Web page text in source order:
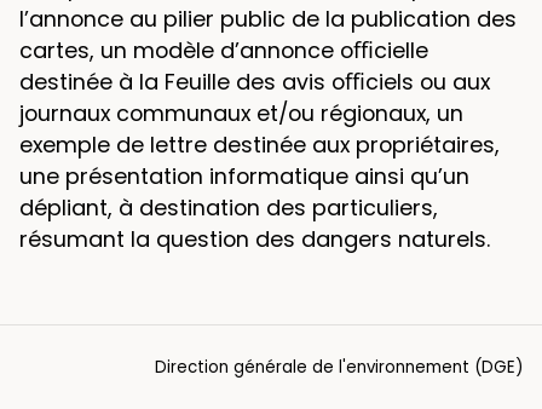
l’annonce au pilier public de la publication des
cartes, un modèle d’annonce oﬃcielle
destinée à la Feuille des avis oﬃciels ou aux
journaux communaux et/ou régionaux, un
exemple de lettre destinée aux propriétaires,
une présentation informatique ainsi qu’un
dépliant, à destination des particuliers,
résumant la question des dangers naturels.
Direction générale de l'environnement (DGE)